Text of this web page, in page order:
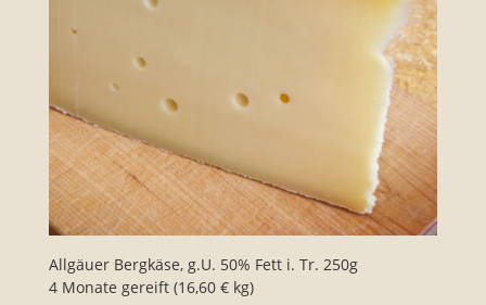
Allgäuer Bergkäse, g.U. 50% Fett i. Tr. 250g
4 Monate gereift (16,60 € kg)